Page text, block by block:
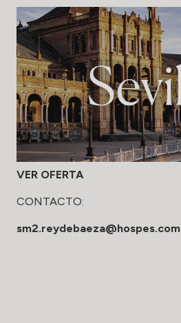
VER OFERTA
CONTACTO:
sm2.reydebaeza@hospes.com